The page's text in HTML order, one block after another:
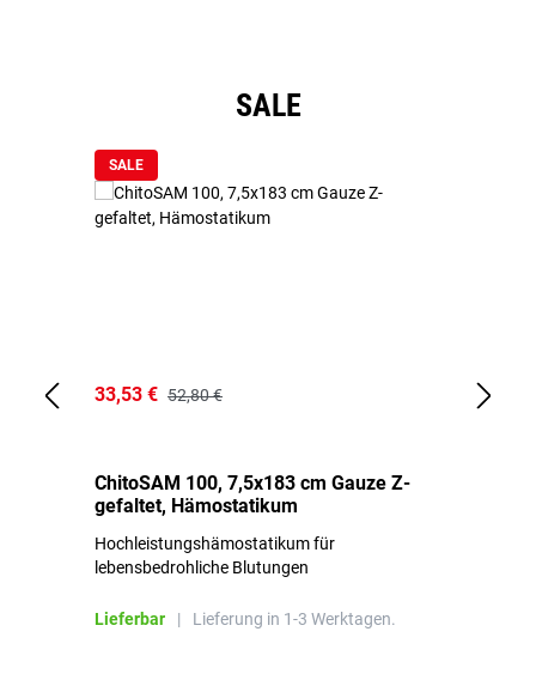
SALE
SALE
33,53 € 52,80 €
ChitoSAM 100, 7,5x183 cm Gauze Z-
gefaltet, Hämostatikum
Hochleistungshämostatikum für
lebensbedrohliche Blutungen
Lieferbar | Lieferung in 1-3 Werktagen.